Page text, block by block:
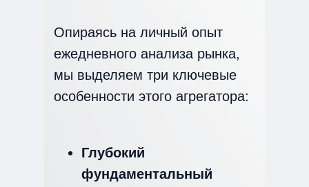
Опираясь на личный опыт
ежедневного анализа рынка,
мы выделяем три ключевые
особенности этого агрегатора:
Глубокий
фундаментальный